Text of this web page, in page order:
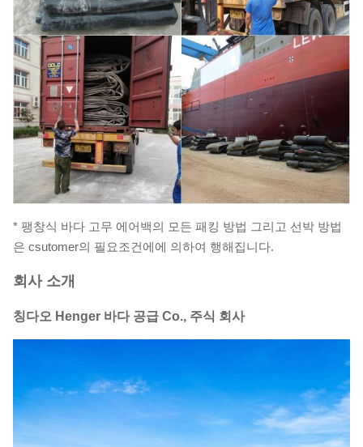
* 팽창식 바다 고무 에어백의 모든 패킹 방법 그리고 선박 방법
은 csutomer의 필요조건에에 의하여 행해집니다.
회사 소개
칭다오 Henger 바다 공급 Co., 주식 회사